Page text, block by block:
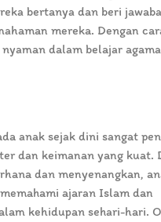
bertanya dan beri
mereka. Dengan
dalam belajar
anak sejak dini sangat
dan keimanan yang kuat.
dan menyenangkan,
ajaran Islam dan
kehidupan sehari-hari.